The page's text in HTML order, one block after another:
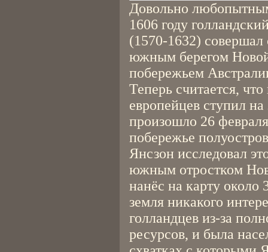
Довольно
1606 году
(1570-1632) совершал
южным берегом
побережьем
Теперь считается,
европейцев ступил
произошло 26
побережье
Янсзон исследовал
южным отростком
нанёс на карту
земля никакого
голландцев из-за
ресурсов, и была